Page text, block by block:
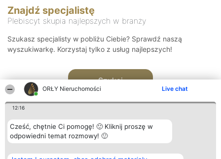
ORŁY Nieruchomości Live chat
12:16
Cześć, chętnie Ci pomogę! 🙂 Kliknij proszę w
odpowiedni temat rozmowy! 🙂
Znajdź specjalistę
Plebiscyt skupia najlepszych w branży
Szukasz specjalisty w pobliżu Ciebie? Sprawdź naszą
wyszukiwarkę. Korzystaj tylko z usług najlepszych!
Szukaj
Organizator plebiscytu Plebiscyt Kontakt